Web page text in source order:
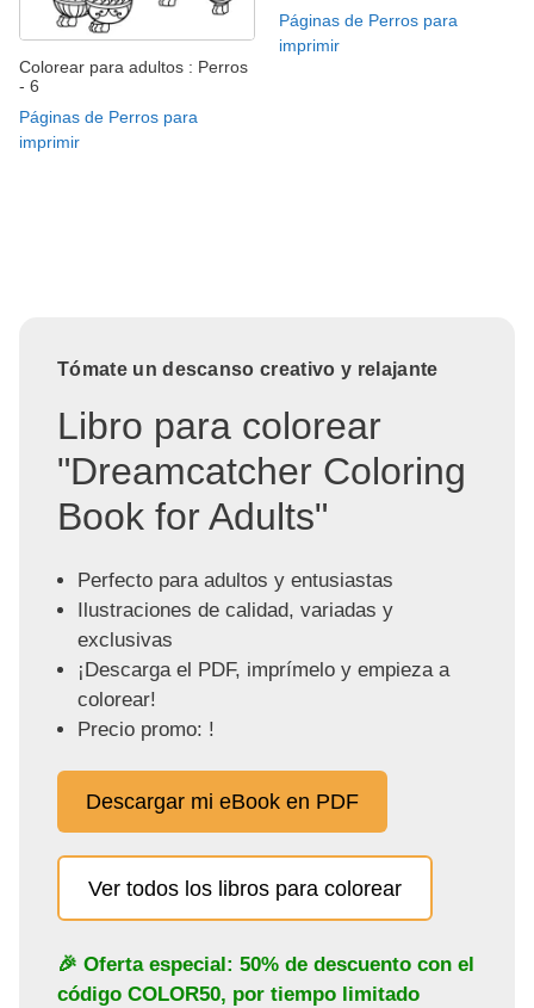
Colorear para adultos : Perros
- 6
Páginas de Perros para
imprimir
Páginas de Perros para
imprimir
Tómate un descanso creativo y relajante
Libro para colorear
"Dreamcatcher Coloring
Book for Adults"
Perfecto para adultos y entusiastas
Ilustraciones de calidad, variadas y
exclusivas
¡Descarga el PDF, imprímelo y empieza a
colorear!
Precio promo: !
Descargar mi eBook en PDF
Ver todos los libros para colorear
🎉 Oferta especial: 50% de descuento con el
código COLOR50, por tiempo limitado